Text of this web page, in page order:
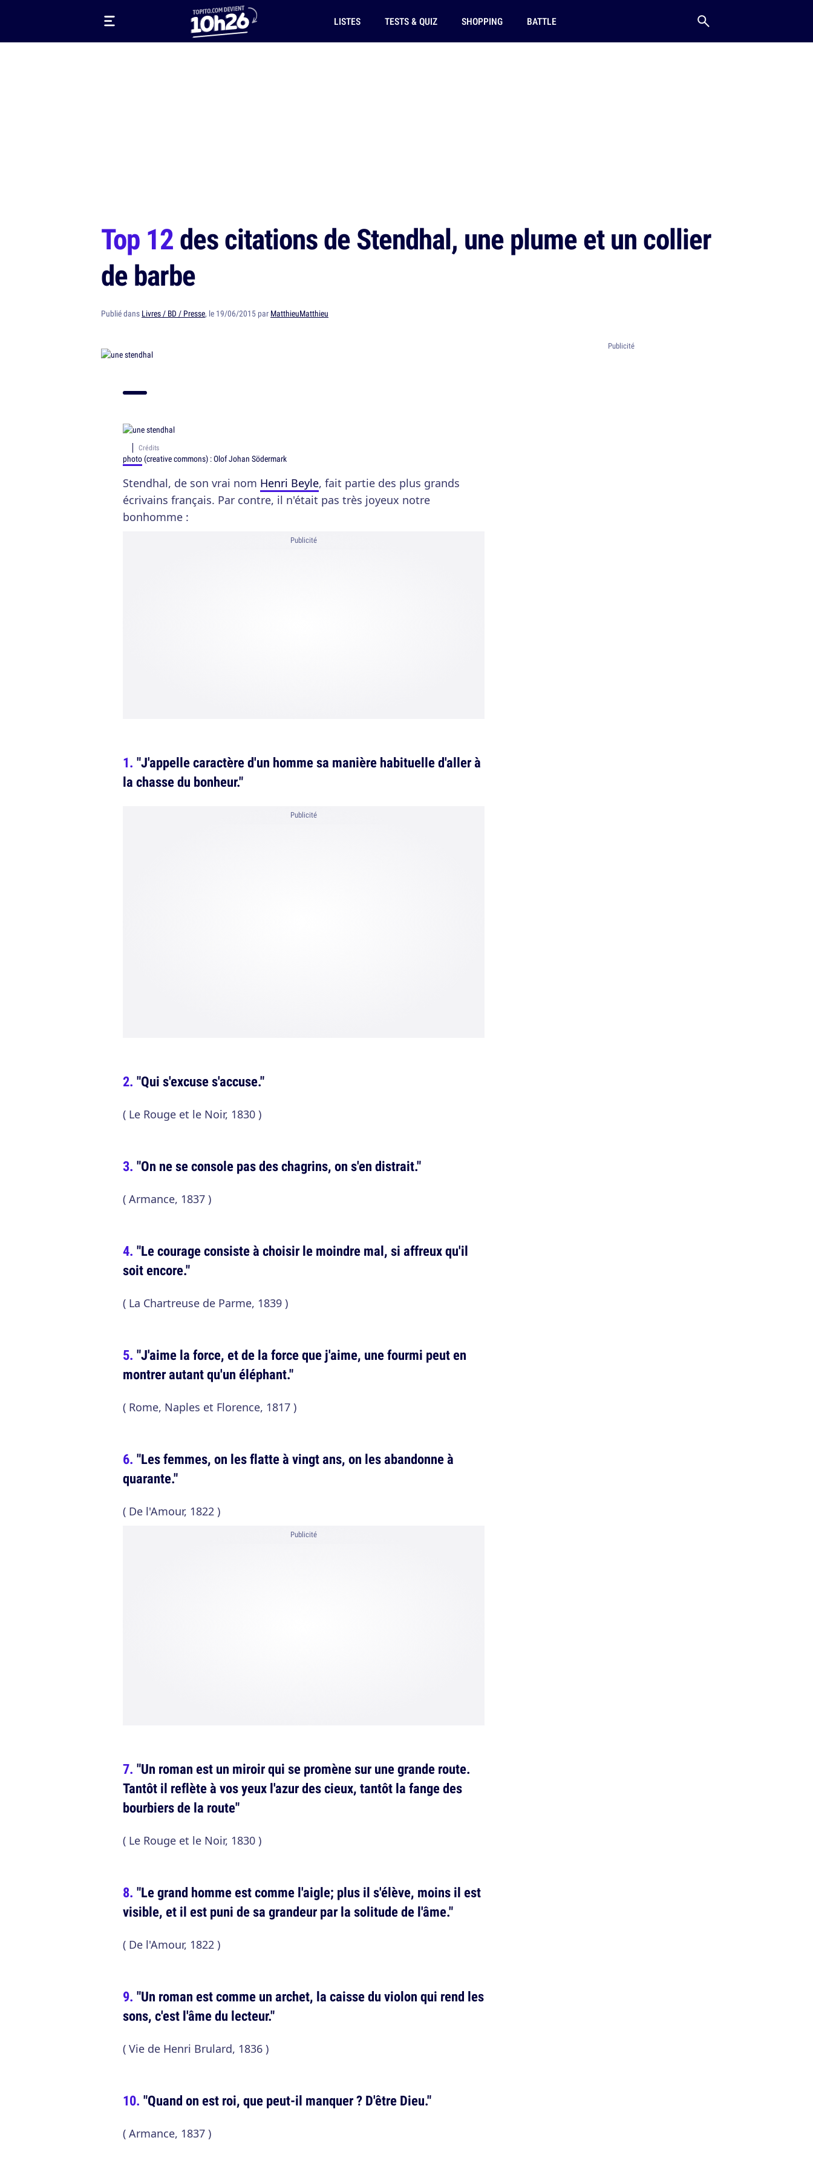
LISTES TESTS & QUIZ SHOPPING BATTLE
Top 12des citations de Stendhal, une plume et un collier
de barbe
Publié dans Livres / BD / Presse, le 19/06/2015 par MatthieuMatthieu
Crédits
photo(creative commons) : Olof Johan Södermark
Stendhal, de son vrai nom Henri Beyle, fait partie des plus grands
écrivains français. Par contre, il n'était pas très joyeux notre
bonhomme :
Publicité
"J'appelle caractère d'un homme sa manière habituelle d'aller à
la chasse du bonheur."
Publicité
"Qui s'excuse s'accuse."
( Le Rouge et le Noir, 1830 )
"On ne se console pas des chagrins, on s'en distrait."
( Armance, 1837 )
"Le courage consiste à choisir le moindre mal, si affreux qu'il
soit encore."
( La Chartreuse de Parme, 1839 )
"J'aime la force, et de la force que j'aime, une fourmi peut en
montrer autant qu'un éléphant."
( Rome, Naples et Florence, 1817 )
"Les femmes, on les flatte à vingt ans, on les abandonne à
quarante."
( De l'Amour, 1822 )
Publicité
"Un roman est un miroir qui se promène sur une grande route.
Tantôt il reflète à vos yeux l'azur des cieux, tantôt la fange des
bourbiers de la route"
( Le Rouge et le Noir, 1830 )
"Le grand homme est comme l'aigle; plus il s'élève, moins il est
visible, et il est puni de sa grandeur par la solitude de l'âme."
( De l'Amour, 1822 )
"Un roman est comme un archet, la caisse du violon qui rend les
sons, c'est l'âme du lecteur."
( Vie de Henri Brulard, 1836 )
"Quand on est roi, que peut-il manquer ? D'être Dieu."
( Armance, 1837 )